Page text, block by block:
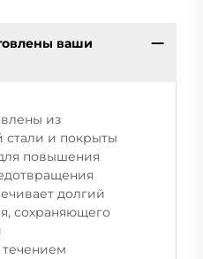
ваши
из
стали и покрыты
повышения
долгий
сохраняющего